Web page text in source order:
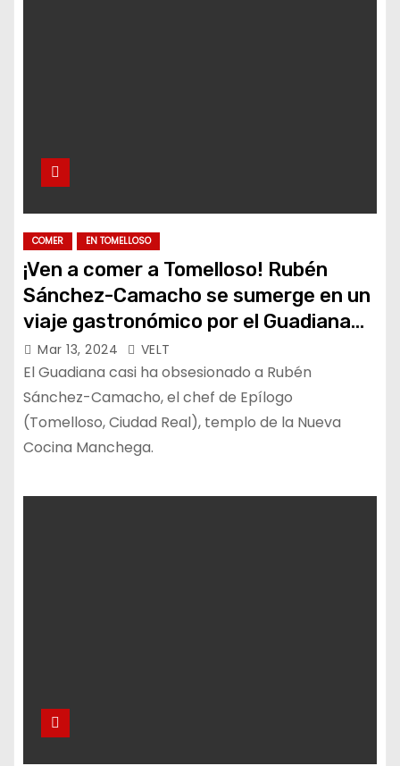
COMER EN TOMELLOSO
¡Ven a comer a Tomelloso! Rubén
Sánchez-Camacho se sumerge en un
viaje gastronómico por el Guadiana
en Epílogo
Mar 13, 2024 VELT
El Guadiana casi ha obsesionado a Rubén
Sánchez-Camacho, el chef de Epílogo
(Tomelloso, Ciudad Real), templo de la Nueva
Cocina Manchega.